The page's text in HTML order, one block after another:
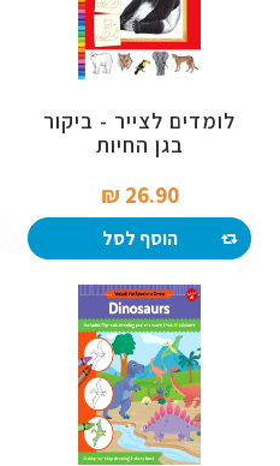
לומדים לצייר - ביקור
בגן החיות
26.90 ₪‎
הוסף לסל